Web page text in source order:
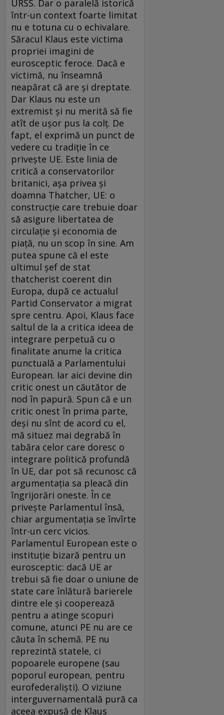
URSS. Dar o paralelă istorică
într-un context foarte limitat
nu e totuna cu o echivalare.
Săracul Klaus este victima
propriei imagini de
eurosceptic feroce. Dacă e
victimă, nu înseamnă
neapărat că are şi dreptate.
Dar Klaus nu este un
extremist şi nu merită să fie
atît de uşor pus la colţ. De
fapt, el exprimă un punct de
vedere cu tradiţie în ce
priveşte UE. Este linia de
critică a conservatorilor
britanici, aşa privea şi
doamna Thatcher, UE: o
construcţie care trebuie doar
să asigure libertatea de
circulaţie şi economia de
piaţă, nu un scop în sine. Am
putea spune că el este
ultimul şef de stat
thatcherist coerent din
Europa, după ce actualul
Partid Conservator a migrat
spre centru. Apoi, Klaus face
saltul de la a critica ideea de
integrare perpetuă cu o
finalitate anume la critica
punctuală a Parlamentului
European. Iar aici devine din
critic onest un căutător de
nod în papură. Spun că e un
critic onest în prima parte,
deşi nu sînt de acord cu el,
mă situez mai degrabă în
tabăra celor care doresc o
integrare politică profundă
în UE, dar pot să recunosc că
argumentaţia sa pleacă din
îngrijorări oneste. În ce
priveşte Parlamentul însă,
chiar argumentaţia se învîrte
într-un cerc vicios.
Parlamentul European este o
instituţie bizară pentru un
eurosceptic: dacă UE ar
trebui să fie doar o uniune de
state care înlătură barierele
dintre ele şi cooperează
pentru a atinge scopuri
comune, atunci PE nu are ce
căuta în schemă. PE nu
reprezintă statele, ci
popoarele europene (sau
poporul european, pentru
eurofederalişti). O viziune
interguvernamentală pură ca
aceea expusă de Klaus